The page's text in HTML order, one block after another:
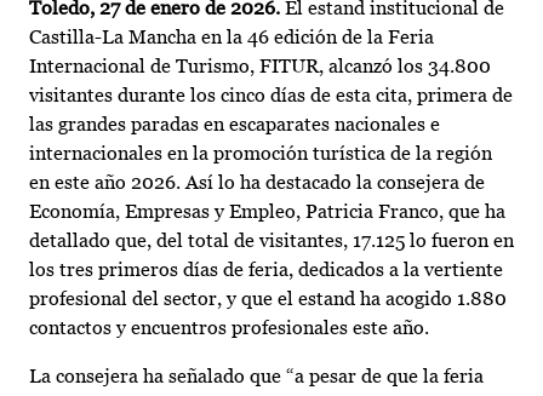
Toledo, 27 de enero de 2026. El estand institucional de
Castilla-La Mancha en la 46 edición de la Feria
Internacional de Turismo, FITUR, alcanzó los 34.800
visitantes durante los cinco días de esta cita, primera de
las grandes paradas en escaparates nacionales e
internacionales en la promoción turística de la región
en este año 2026. Así lo ha destacado la consejera de
Economía, Empresas y Empleo, Patricia Franco, que ha
detallado que, del total de visitantes, 17.125 lo fueron en
los tres primeros días de feria, dedicados a la vertiente
profesional del sector, y que el estand ha acogido 1.880
contactos y encuentros profesionales este año.
La consejera ha señalado que “a pesar de que la feria